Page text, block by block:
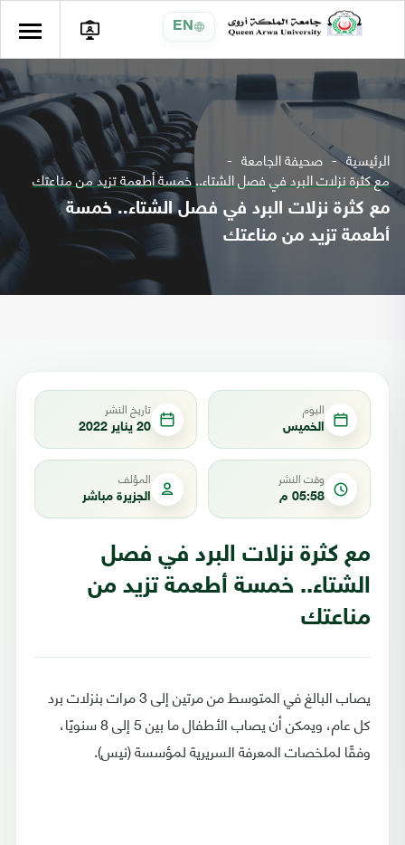
EN
الرئيسية صحيفة الجامعة
مع كثرة نزلات البرد في فصل الشتاء.. خمسة أطعمة تزيد من مناعتك
مع كثرة نزلات البرد في فصل الشتاء.. خمسة
أطعمة تزيد من مناعتك
اليوم
الخميس
تاريخ النشر
20 يناير 2022
وقت النشر
05:58 م
المؤلف
الجزيرة مباشر
مع كثرة نزلات البرد في فصل
الشتاء.. خمسة أطعمة تزيد من
مناعتك
يصاب البالغ في المتوسط ​​من مرتين إلى 3 مرات بنزلات برد
كل عام، ويمكن أن يصاب الأطفال ما بين 5 إلى 8 سنويًا،
وفقًا لملخصات المعرفة السريرية لمؤسسة (نيس).